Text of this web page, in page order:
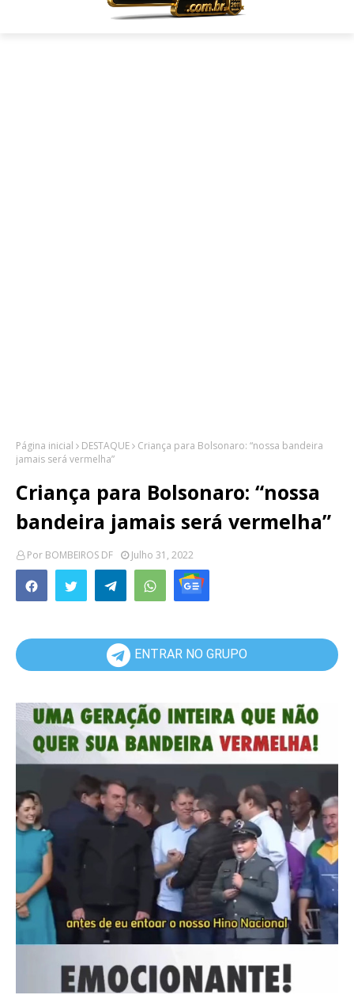
Página inicial DESTAQUE
Criança para Bolsonaro: “nossa bandeira
jamais será vermelha”
Criança para Bolsonaro: “nossa
bandeira jamais será vermelha”
Por BOMBEIROS DF Julho 31, 2022
ENTRAR NO GRUPO